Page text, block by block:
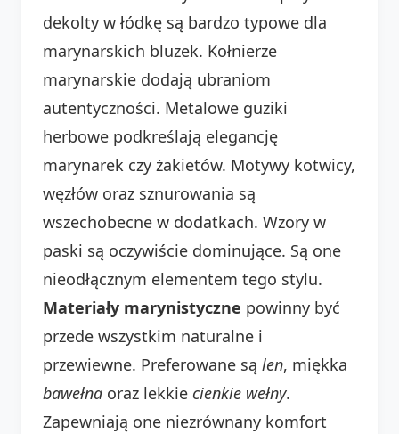
dekolty w łódkę są bardzo typowe dla
marynarskich bluzek. Kołnierze
marynarskie dodają ubraniom
autentyczności. Metalowe guziki
herbowe podkreślają elegancję
marynarek czy żakietów. Motywy kotwicy,
węzłów oraz sznurowania są
wszechobecne w dodatkach. Wzory w
paski są oczywiście dominujące. Są one
nieodłącznym elementem tego stylu.
Materiały marynistyczne powinny być
przede wszystkim naturalne i
przewiewne. Preferowane są len, miękka
bawełna oraz lekkie cienkie wełny.
Zapewniają one niezrównany komfort